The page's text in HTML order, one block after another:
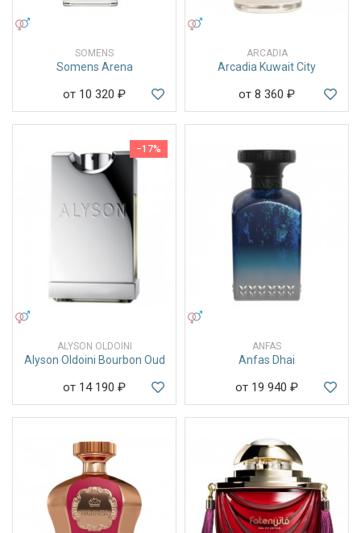
SOMENS
Somens Arena
от 10 320 ₽
ARCADIA
Arcadia Kuwait City
от 8 360 ₽
−17%
ALYSON OLDOINI
Alyson Oldoini Bourbon Oud
от 14 190 ₽
ANFAS
Anfas Dhai
от 19 940 ₽